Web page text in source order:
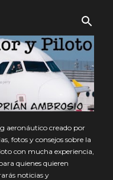
aeronáutico creado por
fotos y consejos sobre la
con mucha experiencia,
quienes quieren
noticias y